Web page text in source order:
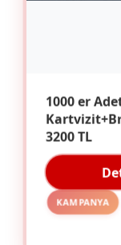
1000 er
3200 TL
KAMPANYA